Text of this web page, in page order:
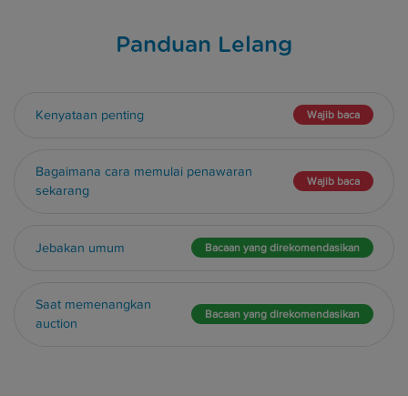
Panduan Lelang
Kenyataan penting Wajib baca
Bagaimana cara memulai penawaran
sekarang
Wajib baca
Jebakan umum Bacaan yang direkomendasikan
Saat memenangkan
auction
Bacaan yang direkomendasikan